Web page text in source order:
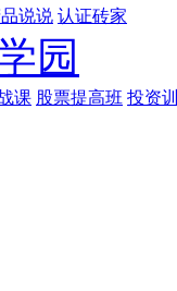
说说 认证砖家
园
课 股票提高班 投资